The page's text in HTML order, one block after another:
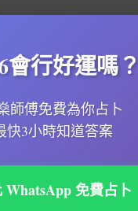
」。例如嘴大但耳仔
）亦反映家庭運，
例如獅子座嘅人如
會行好運嗎？
師傅免費為你占卜
快3小時知道答案
WhatsApp 免費占卜